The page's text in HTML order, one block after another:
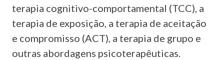
terapia cognitivo-comportamental (TCC), a
terapia de exposição, a terapia de aceitação
e compromisso (ACT), a terapia de grupo e
outras abordagens psicoterapêuticas.